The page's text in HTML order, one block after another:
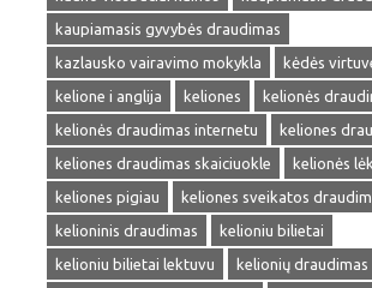
kaupiamasis gyvybės draudimas
kazlausko vairavimo mokykla
kėdės
kelione i anglija
keliones
kelionės
kelionės draudimas internetu
keliones
keliones draudimas skaiciuokle
kelionės
keliones pigiau
keliones sveikatos
kelioninis draudimas
kelioniu bilietai
kelioniu bilietai lektuvu
kelionių draudimas